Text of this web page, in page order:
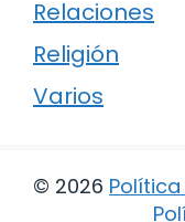
Relaciones
Religión
Varios
© 2026